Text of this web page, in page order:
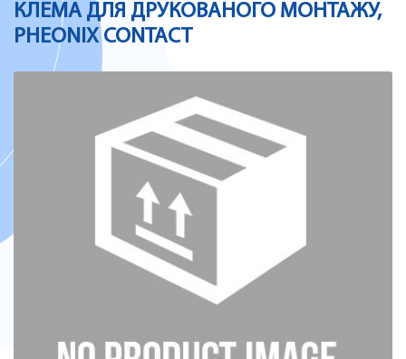
КЛЕМА ДЛЯ ДРУКОВАНОГО МОНТАЖУ,
PHEONIX CONTACT